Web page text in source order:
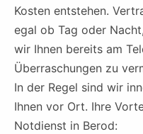
Kosten entstehen.
egal ob Tag oder
wir Ihnen bereits am
Überraschungen zu
In der Regel sind wir
Ihnen vor Ort. Ihre
Notdienst in Berod: